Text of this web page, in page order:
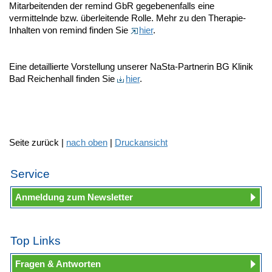
Mitarbeitenden der remind GbR gegebenenfalls eine
vermittelnde bzw. überleitende Rolle. Mehr zu den Therapie-
Inhalten von remind finden Sie
hier.
Eine detaillierte Vorstellung unserer NaSta-Partnerin BG Klinik
Bad Reichenhall finden Sie
hier.
Seite zurück | nach oben | Druckansicht
Service
Anmeldung zum Newsletter
Top Links
Fragen & Antworten